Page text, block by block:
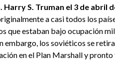
Harry S. Truman el 3 de abril
a casi todos los
que estaban bajo ocupación
embargo, los soviéticos se
en el Plan Marshall y pronto